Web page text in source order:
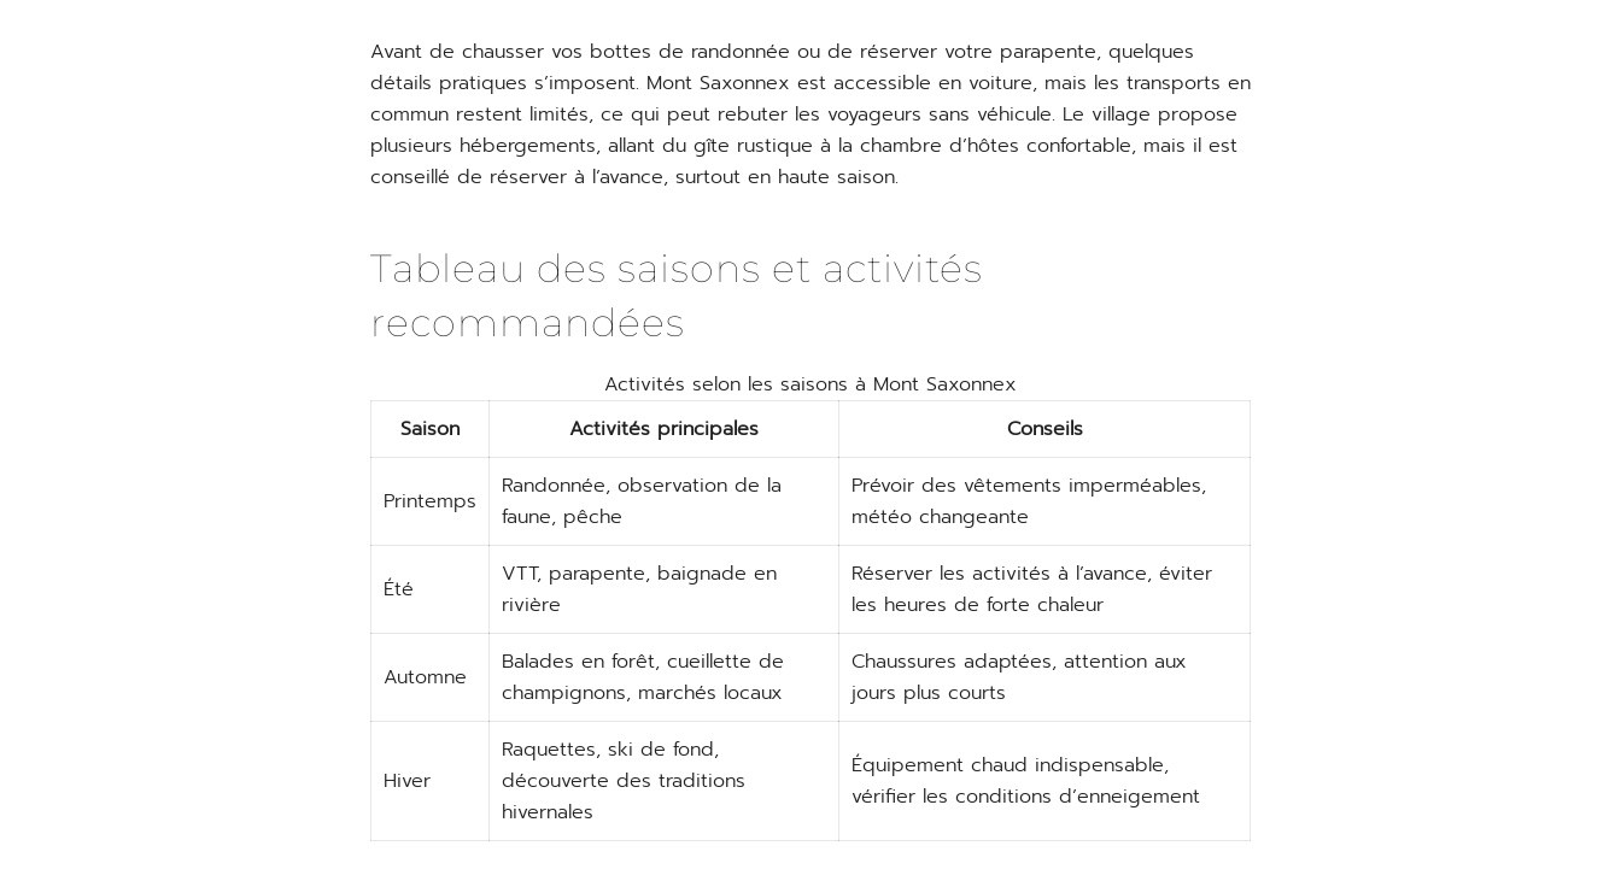
Avant de chausser vos bottes de randonnée ou de réserver votre parapente, quelques
détails pratiques s’imposent. Mont Saxonnex est accessible en voiture, mais les transports en
commun restent limités, ce qui peut rebuter les voyageurs sans véhicule. Le village propose
plusieurs hébergements, allant du gîte rustique à la chambre d’hôtes confortable, mais il est
conseillé de réserver à l’avance, surtout en haute saison.
Tableau des saisons et activités
recommandées
Activités selon les saisons à Mont Saxonnex
Saison
Activités principales Conseils
Printemps
Randonnée, observation de la
faune, pêche
Prévoir des vêtements imperméables,
météo changeante
Été
VTT, parapente, baignade en
rivière
Réserver les activités à l’avance, éviter
les heures de forte chaleur
Automne
Balades en forêt, cueillette de
champignons, marchés locaux
Chaussures adaptées, attention aux
jours plus courts
Hiver
Raquettes, ski de fond,
découverte des traditions
hivernales
Équipement chaud indispensable,
vérifier les conditions d’enneigement